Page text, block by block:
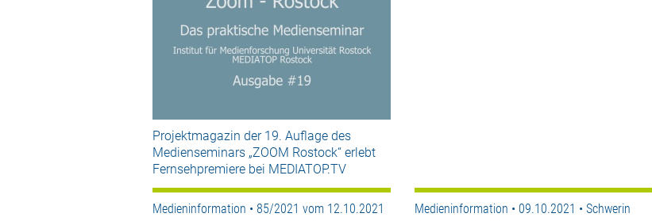
Projektmagazin der 19. Auflage des
Medienseminars „ZOOM Rostock“ erlebt
Fernsehpremiere bei MEDIATOP.TV
Medieninformation • 85/2021 vom 12.10.2021 Medieninformation • 09.10.2021 • Schwerin